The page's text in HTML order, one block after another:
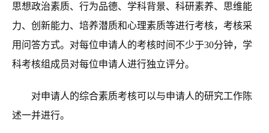
思想政治素质、行为品德、学科背景、科研素养、思维能
力、创新能力、培养潜质和心理素质等进行考核，考核采
用问答方式。对每位申请人的考核时间不少于30分钟，学
科考核组成员对每位申请人进行独立评分。
对申请人的综合素质考核可以与申请人的研究工作陈
述一并进行。